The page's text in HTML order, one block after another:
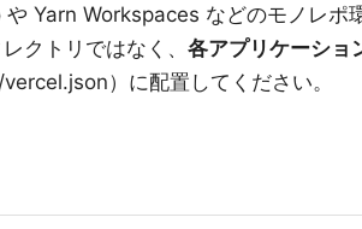
Yarn Workspaces などのモノレポ
クトリではなく、 各アプリケーショ
）に配置してください。